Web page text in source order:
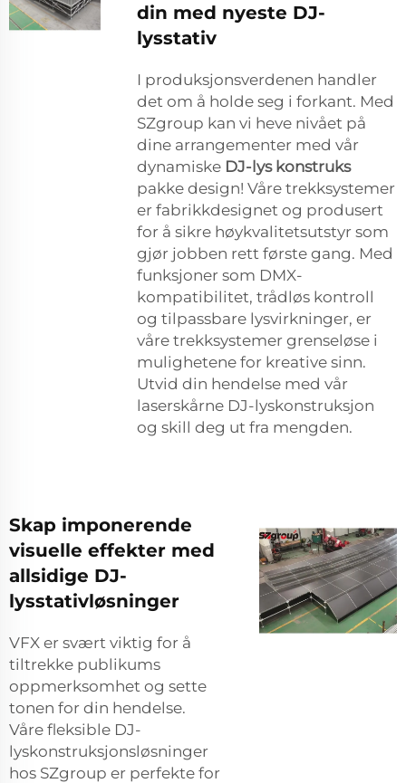
din med nyeste DJ-
lysstativ
I produksjonsverdenen handler
det om å holde seg i forkant. Med
SZgroup kan vi heve nivået på
dine arrangementer med vår
dynamiske DJ-lys konstruks
pakke design! Våre trekksystemer
er fabrikkdesignet og produsert
for å sikre høykvalitetsutstyr som
gjør jobben rett første gang. Med
funksjoner som DMX-
kompatibilitet, trådløs kontroll
og tilpassbare lysvirkninger, er
våre trekksystemer grenseløse i
mulighetene for kreative sinn.
Utvid din hendelse med vår
laserskårne DJ-lyskonstruksjon
og skill deg ut fra mengden.
Skap imponerende
visuelle effekter med
allsidige DJ-
lysstativløsninger
VFX er svært viktig for å
tiltrekke publikums
oppmerksomhet og sette
tonen for din hendelse.
Våre fleksible DJ-
lyskonstruksjonsløsninger
hos SZgroup er perfekte for